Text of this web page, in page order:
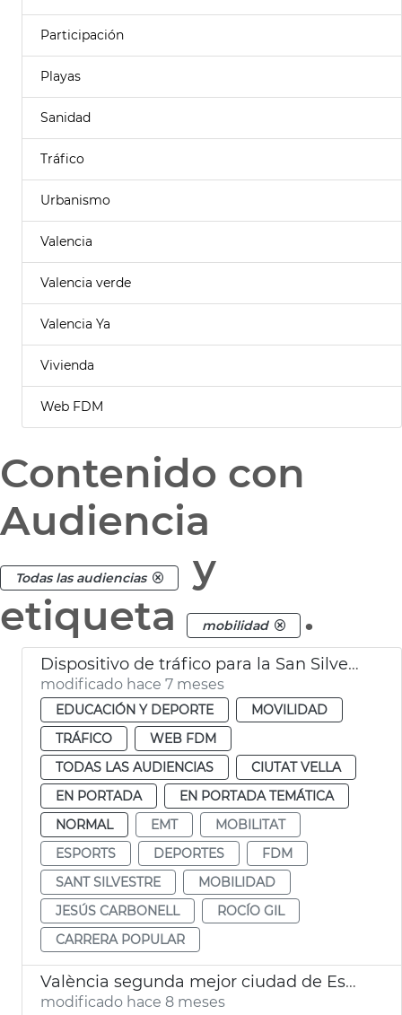
Participación
Playas
Sanidad
Tráfico
Urbanismo
Valencia
Valencia verde
Valencia Ya
Vivienda
Web FDM
Contenido con
Audiencia
Todas las audiencias
y
etiqueta
mobilidad .
Dispositivo de tráfico para la San Silvestre
modificado hace 7 meses
EDUCACIÓN Y DEPORTE
MOVILIDAD
TRÁFICO
WEB FDM
TODAS LAS AUDIENCIAS
CIUTAT VELLA
EN PORTADA
EN PORTADA TEMÁTICA
NORMAL
EMT
MOBILITAT
ESPORTS
DEPORTES
FDM
SANT SILVESTRE
MOBILIDAD
JESÚS CARBONELL
ROCÍO GIL
CARRERA POPULAR
València segunda mejor ciudad de España para moverse en bici
modificado hace 8 meses